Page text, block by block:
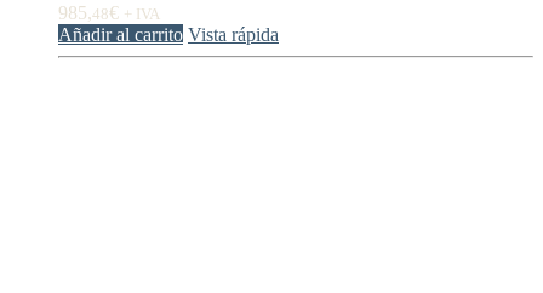
985,48€ + IVA
Añadir al carrito Vista rápida